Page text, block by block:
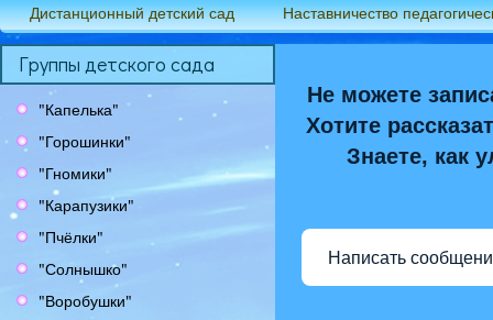
Дистанционный детский сад
Наставничество
Группы детского сада
"Капелька"
"Горошинки"
"Гномики"
"Карапузики"
"Пчёлки"
"Солнышко"
"Воробушки"
Не можете
Хотите
Знаете, как
Написать